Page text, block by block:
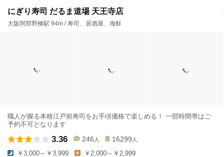
にぎり寿司 だるま道場 天王寺店
大阪阿部野橋駅 94m / 寿司、居酒屋、海鮮
職人が握る本格江戸前寿司をお手頃価格で楽しめる！ 一部時間帯はご
予約不可となります
3.36 246 人 16299 人
￥3,000～￥3,999 ￥2,000～￥2,999